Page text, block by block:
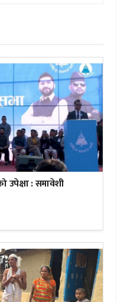
उपेक्षा : समावेशी